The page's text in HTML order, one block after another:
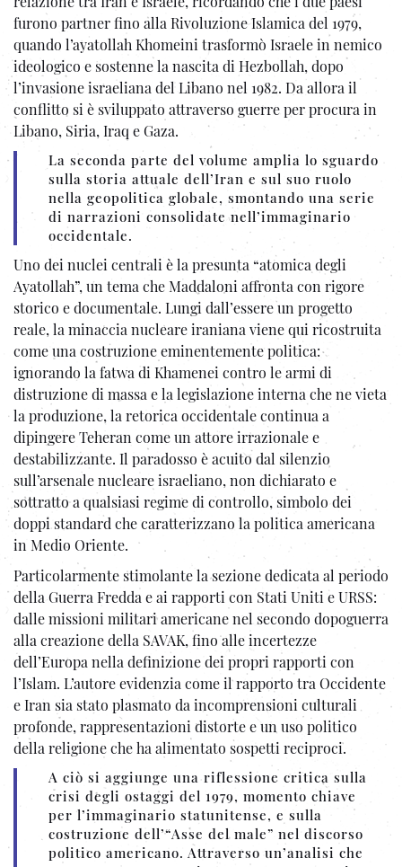
furono partner fino alla Rivoluzione Islamica del 1979,
quando l’ayatollah Khomeini trasformò Israele in nemico
ideologico e sostenne la nascita di Hezbollah, dopo
l’invasione israeliana del Libano nel 1982. Da allora il
conflitto si è sviluppato attraverso guerre per procura in
Libano, Siria, Iraq e Gaza.
La seconda parte del volume amplia lo sguardo
sulla storia attuale dell’Iran e sul suo ruolo
nella geopolitica globale, smontando una serie
di narrazioni consolidate nell’immaginario
occidentale.
Uno dei nuclei centrali è la presunta “atomica degli
Ayatollah”, un tema che Maddaloni affronta con rigore
storico e documentale. Lungi dall’essere un progetto
reale, la minaccia nucleare iraniana viene qui ricostruita
come una costruzione eminentemente politica:
ignorando la fatwa di Khamenei contro le armi di
distruzione di massa e la legislazione interna che ne vieta
la produzione, la retorica occidentale continua a
dipingere Teheran come un attore irrazionale e
destabilizzante. Il paradosso è acuito dal silenzio
sull’arsenale nucleare israeliano, non dichiarato e
sottratto a qualsiasi regime di controllo, simbolo dei
doppi standard che caratterizzano la politica americana
in Medio Oriente.
Particolarmente stimolante la sezione dedicata al periodo
della Guerra Fredda e ai rapporti con Stati Uniti e URSS:
dalle missioni militari americane nel secondo dopoguerra
alla creazione della SAVAK, fino alle incertezze
dell’Europa nella definizione dei propri rapporti con
l’Islam. L’autore evidenzia come il rapporto tra Occidente
e Iran sia stato plasmato da incomprensioni culturali
profonde, rappresentazioni distorte e un uso politico
della religione che ha alimentato sospetti reciproci.
A ciò si aggiunge una riflessione critica sulla
crisi degli ostaggi del 1979, momento chiave
per l’immaginario statunitense, e sulla
costruzione dell’“Asse del male” nel discorso
politico americano. Attraverso un’analisi che